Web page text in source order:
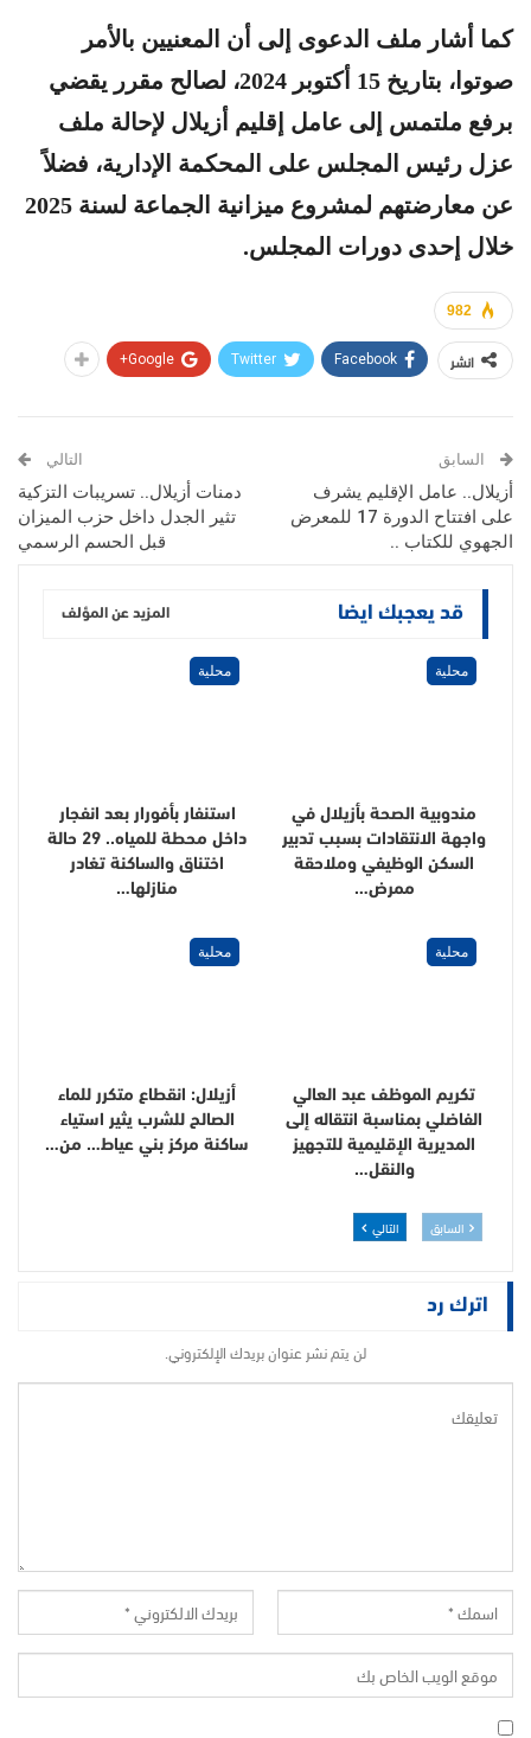
كما أشار ملف الدعوى إلى أن المعنيين بالأمر
صوتوا، بتاريخ 15 أكتوبر 2024، لصالح مقرر يقضي
برفع ملتمس إلى عامل إقليم أزيلال لإحالة ملف
عزل رئيس المجلس على المحكمة الإدارية، فضلاً
عن معارضتهم لمشروع ميزانية الجماعة لسنة 2025
خلال إحدى دورات المجلس.
982
انشر Facebook
Twitter
Google+
السابق
أزيلال.. عامل الإقليم يشرف
على افتتاح الدورة 17 للمعرض
الجهوي للكتاب ..
التالي
دمنات أزيلال.. تسريبات التزكية
تثير الجدل داخل حزب الميزان
قبل الحسم الرسمي
قد يعجبك ايضا المزيد عن المؤلف
محلية
مندوبية الصحة بأزيلال في
واجهة الانتقادات بسبب تدبير
السكن الوظيفي وملاحقة
ممرض…
محلية
استنفار بأفورار بعد انفجار
داخل محطة للمياه.. 29 حالة
اختناق والساكنة تغادر
منازلها…
محلية
تكريم الموظف عبد العالي
الفاضلي بمناسبة انتقاله إلى
المديرية الإقليمية للتجهيز
والنقل…
محلية
أزيلال: انقطاع متكرر للماء
الصالح للشرب يثير استياء
ساكنة مركز بني عياط… من…
السابق التالي
اترك رد
لن يتم نشر عنوان بريدك الإلكتروني.